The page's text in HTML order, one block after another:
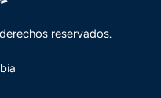
reservados.